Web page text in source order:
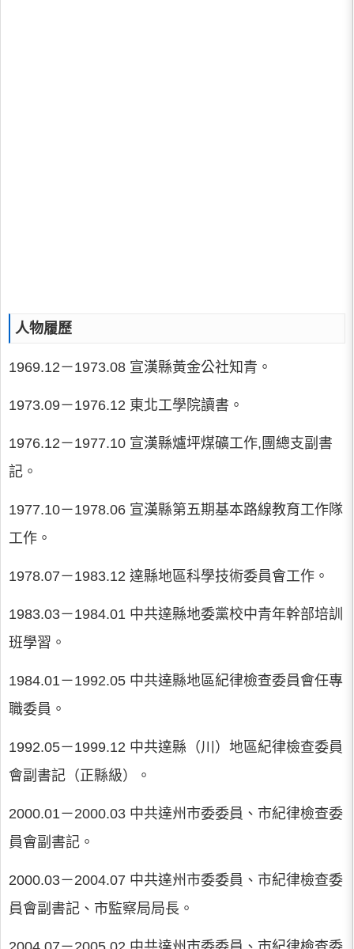
人物履歷
1969.12－1973.08 宣漢縣黃金公社知青。
1973.09－1976.12 東北工學院讀書。
1976.12－1977.10 宣漢縣爐坪煤礦工作,團總支副書
記。
1977.10－1978.06 宣漢縣第五期基本路線教育工作隊
工作。
1978.07－1983.12 達縣地區科學技術委員會工作。
1983.03－1984.01 中共達縣地委黨校中青年幹部培訓
班學習。
1984.01－1992.05 中共達縣地區紀律檢查委員會任專
職委員。
1992.05－1999.12 中共達縣（川）地區紀律檢查委員
會副書記（正縣級）。
2000.01－2000.03 中共達州市委委員、市紀律檢查委
員會副書記。
2000.03－2004.07 中共達州市委委員、市紀律檢查委
員會副書記、市監察局局長。